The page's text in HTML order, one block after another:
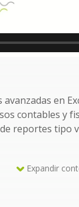
en
contables y
reportes tipo
Expandir